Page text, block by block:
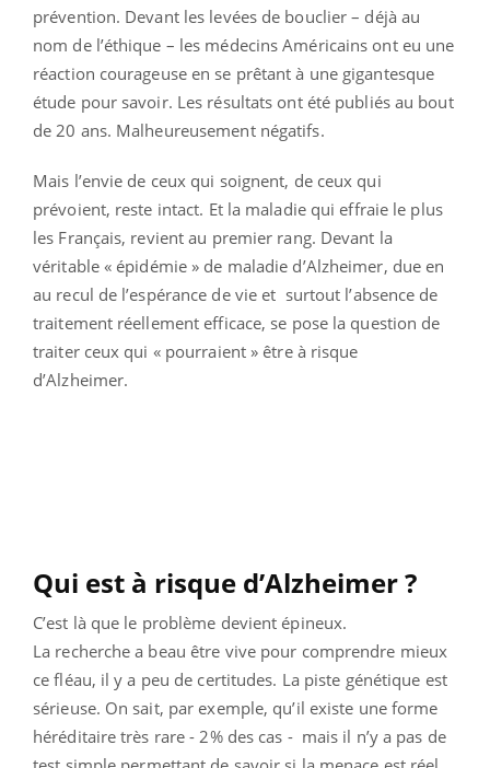
prévention. Devant les levées de bouclier – déjà au
nom de l’éthique – les médecins Américains ont eu une
réaction courageuse en se prêtant à une gigantesque
étude pour savoir. Les résultats ont été publiés au bout
de 20 ans. Malheureusement négatifs.
Mais l’envie de ceux qui soignent, de ceux qui
prévoient, reste intact. Et la maladie qui effraie le plus
les Français, revient au premier rang. Devant la
véritable « épidémie » de maladie d’Alzheimer, due en
au recul de l’espérance de vie et surtout l’absence de
traitement réellement efficace, se pose la question de
traiter ceux qui « pourraient » être à risque
d’Alzheimer.
Qui est à risque d’Alzheimer ?
C’est là que le problème devient épineux.
La recherche a beau être vive pour comprendre mieux
ce fléau, il y a peu de certitudes. La piste génétique est
sérieuse. On sait, par exemple, qu’il existe une forme
héréditaire très rare - 2% des cas - mais il n’y a pas de